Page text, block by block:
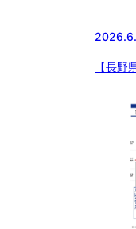
【長
野球選
選 日